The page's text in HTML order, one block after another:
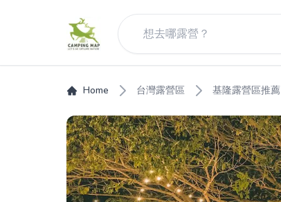
Home 台灣露營區 基隆露營區推薦